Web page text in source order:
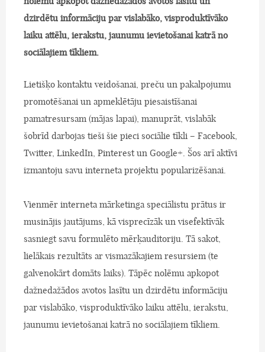
dzirdētu informāciju par vislabāko, visproduktīvāko
laiku attēlu, ierakstu, jaunumu ievietošanai katrā no
sociālajiem tīkliem.
Lietišķo kontaktu veidošanai, preču un pakalpojumu
promotēšanai un apmeklētāju piesaistīšanai
pamatresursam (mājas lapai), manuprāt, vislabāk
šobrīd darbojas tieši šie pieci sociālie tīkli – Facebook,
Twitter, LinkedIn, Pinterest un Google+. Šos arī aktīvi
izmantoju savu interneta projektu popularizēšanai.
Vienmēr interneta mārketinga speciālistu prātus ir
musinājis jautājums, kā visprecīzāk un visefektīvāk
sasniegt savu formulēto mērķauditoriju. Tā sakot,
lielākais rezultāts ar vismazākajiem resursiem (te
galvenokārt domāts laiks). Tāpēc nolēmu apkopot
dažnedažādos avotos lasītu un dzirdētu informāciju
par vislabāko, visproduktīvāko laiku attēlu, ierakstu,
jaunumu ievietošanai katrā no sociālajiem tīkliem.